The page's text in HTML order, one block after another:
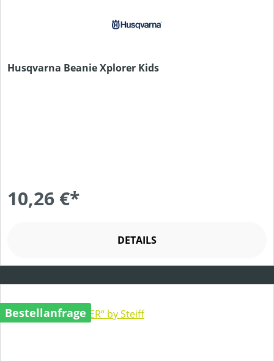
Husqvarna Beanie Xplorer Kids
10,26 €*
DETAILS
Bestellanfrage